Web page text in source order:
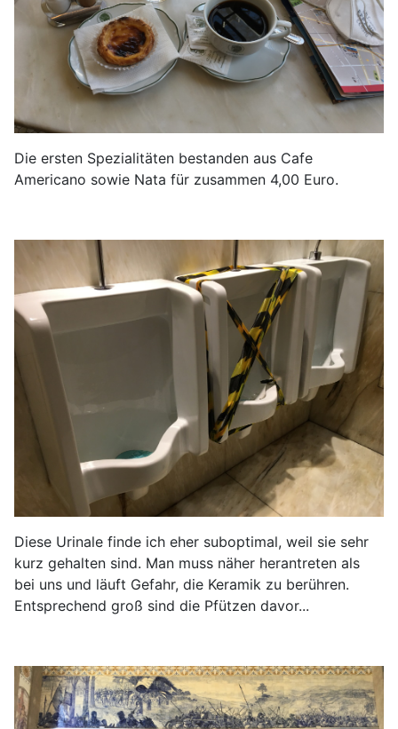
Die ersten Spezialitäten bestanden aus Cafe
Americano sowie Nata für zusammen 4,00 Euro.
Diese Urinale finde ich eher suboptimal, weil sie sehr
kurz gehalten sind. Man muss näher herantreten als
bei uns und läuft Gefahr, die Keramik zu berühren.
Entsprechend groß sind die Pfützen davor...